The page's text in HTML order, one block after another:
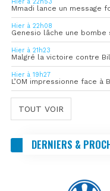
Mmadi lance un message
Hier à 22h08
Genesio lâche une bombe
Hier à 21h23
Hier à 19h27
L’OM impressionne face
TOUT VOIR
DERNIERS &